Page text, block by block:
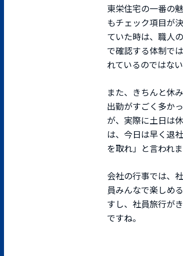
東栄住宅の一番の
もチェック項目が
ていた時は、職人
で確認する体制で
れているのではな
また、きちんと休
出勤がすごく多か
が、実際に土日は
は、今日は早く退
を取れ」と言われ
会社の行事では、
員みんなで楽しめ
すし、社員旅行が
ですね。